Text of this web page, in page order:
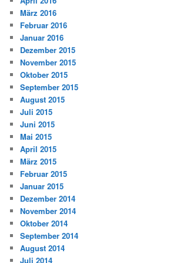
März 2016
Februar 2016
Januar 2016
Dezember 2015
November 2015
Oktober 2015
September 2015
August 2015
Juli 2015
Juni 2015
Mai 2015
April 2015
März 2015
Februar 2015
Januar 2015
Dezember 2014
November 2014
Oktober 2014
September 2014
August 2014
Juli 2014